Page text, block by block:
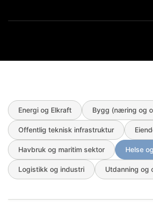
Energi og Elkraft Bygg (næring og
Offentlig teknisk infrastruktur
Havbruk og maritim sektor Helse
Logistikk og industri Utdanning og